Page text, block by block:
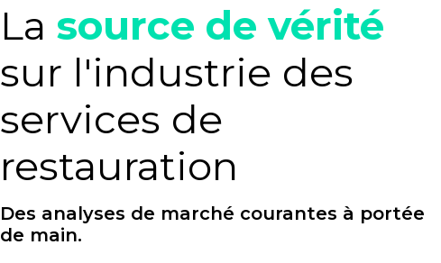
La source de vérité
sur l'industrie des
services de
restauration
Des analyses de marché courantes à portée
de main.